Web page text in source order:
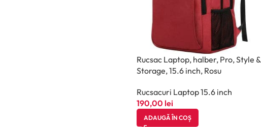
Rucsac Laptop, halber, Pro, Style &
Storage, 15.6 inch, Rosu
Rucsacuri Laptop 15.6 inch
190,00 lei
ADAUGĂ ÎN COȘ